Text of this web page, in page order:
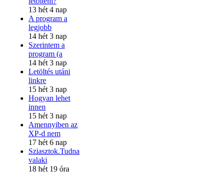
13 hét 4 nap
A program a
legjobb
14 hét 3 nap
Szerintem a
program (a
14 hét 3 nap
Letöltés utáni
linkre
15 hét 3 nap
Hogyan lehet
innen
15 hét 3 nap
Amennyiben az
XP-d nem
17 hét 6 nap
Sziasztok.Tudna
valaki
18 hét 19 óra